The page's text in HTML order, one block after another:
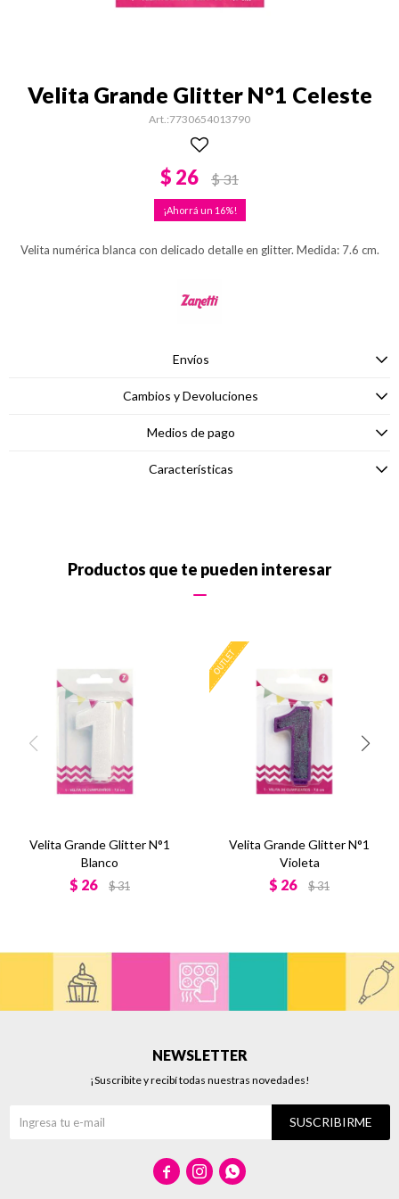
Velita Grande Glitter N°1 Celeste
7730654013790
$ 26 $31
16
Velita numérica blanca con delicado detalle en glitter. Medida: 7.6 cm.
Envíos
Cambios y Devoluciones
Medios de pago
Características
Productos que te pueden interesar
Velita Grande Glitter N°1
Blanco
$ 26 $31
Velita Grande Glitter N°1
Violeta
$ 26 $31
NEWSLETTER
¡Suscribite y recibí todas nuestras novedades!
SUSCRIBIRME
  